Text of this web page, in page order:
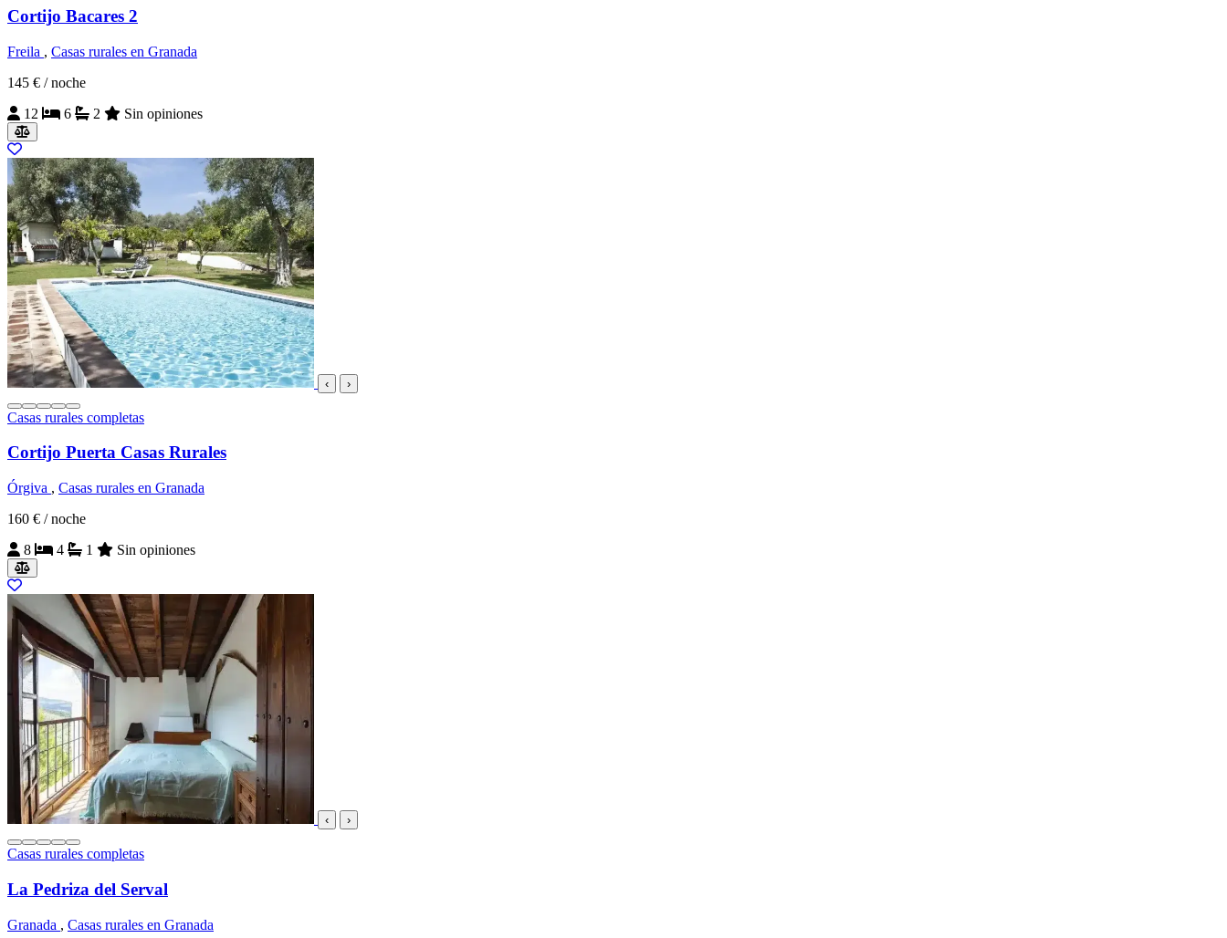
Cortijo Bacares 2
Freila , Casas rurales en Granada
145 € / noche
12
6 2 Sin opiniones
‹ ›
Casas rurales completas
Cortijo Puerta Casas Rurales
Órgiva , Casas rurales en Granada
160 € / noche
8
4 1 Sin opiniones
‹ ›
Casas rurales completas
La Pedriza del Serval
Granada , Casas rurales en Granada